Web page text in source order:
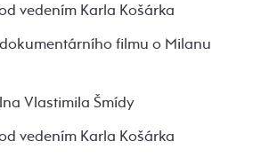
vedením Karla Košárka
filmu o Milanu
Vlastimila Šmídy
vedením Karla Košárka